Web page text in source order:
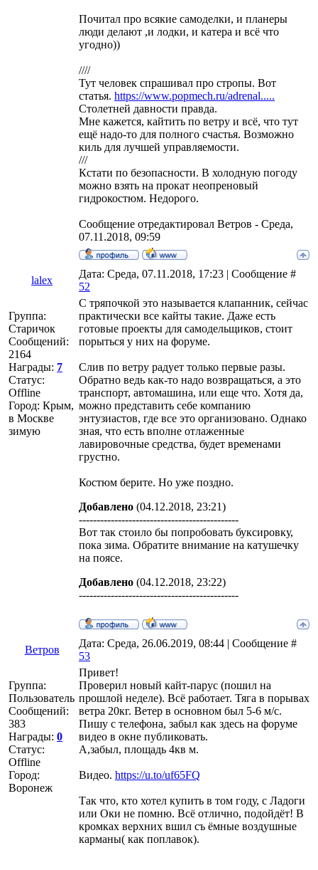
Почитал про всякие самоделки, и планеры
люди делают ,и лодки, и катера и всё что
угодно))
////
Тут человек спрашивал про стропы. Вот
статья. https://www.popmech.ru/adrenal.....
Столетней давности правда.
Мне кажется, кайтить по ветру и всё, что тут
ещё надо-то для полного счастья. Возможно
киль для лучшей управляемости.
///
Кстати по безопасности. В холодную погоду
можно взять на прокат неопреновый
гидрокостюм. Недорого.
Сообщение отредактировал Ветров - Среда,
07.11.2018, 09:59
lalex
Дата: Среда, 07.11.2018, 17:23 | Сообщение #
52
Группа:
Старичок
Сообщений:
2164
Награды: 7
Статус:
Offline
Город: Крым,
в Москве
зимую
С тряпочкой это называется клапанник, сейчас
практически все кайты такие. Даже есть
готовые проекты для самодельщиков, стоит
порыться у них на форуме.
Слив по ветру радует только первые разы.
Обратно ведь как-то надо возвращаться, а это
транспорт, автомашина, или еще что. Хотя да,
можно представить себе компанию
энтузиастов, где все это организовано. Однако
зная, что есть вполне отлаженные
лавировочные средства, будет временами
грустно.
Костюм берите. Но уже поздно.
Добавлено (04.12.2018, 23:21)
---------------------------------------------
Вот так стоило бы попробовать буксировку,
пока зима. Обратите внимание на катушечку
на поясе.
Добавлено (04.12.2018, 23:22)
---------------------------------------------
Ветров
Дата: Среда, 26.06.2019, 08:44 | Сообщение #
53
Группа:
Пользователь
Сообщений:
383
Награды: 0
Статус:
Offline
Город:
Воронеж
Привет!
Проверил новый кайт-парус (пошил на
прошлой неделе). Всё работает. Тяга в порывах
ветра 20кг. Ветер в основном был 5-6 м/с.
Пишу с телефона, забыл как здесь на форуме
видео в окне публиковать.
А,забыл, площадь 4кв м.
Видео. https://u.to/uf65FQ
Так что, кто хотел купить в том году, с Ладоги
или Оки не помню. Всё отлично, подойдёт! В
кромках верхних вшил съ ёмные воздушные
карманы( как поплавок).